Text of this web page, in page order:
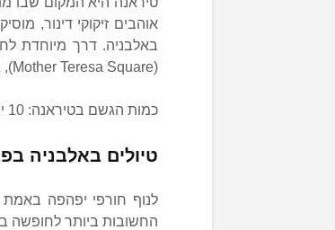
אוהבים זיקוקי דינור,
באלבניה. דרך מיוחדת
(Mother Teresa Square), בין אלפי אלבנים אחרים.
כמות הגשם בטיראנה: 10 ימים. טמפרטורה בטיראנה: 6.5 מעלות צלזיוס.
טיולים באלבניה
החשובות ביותר לחופשה